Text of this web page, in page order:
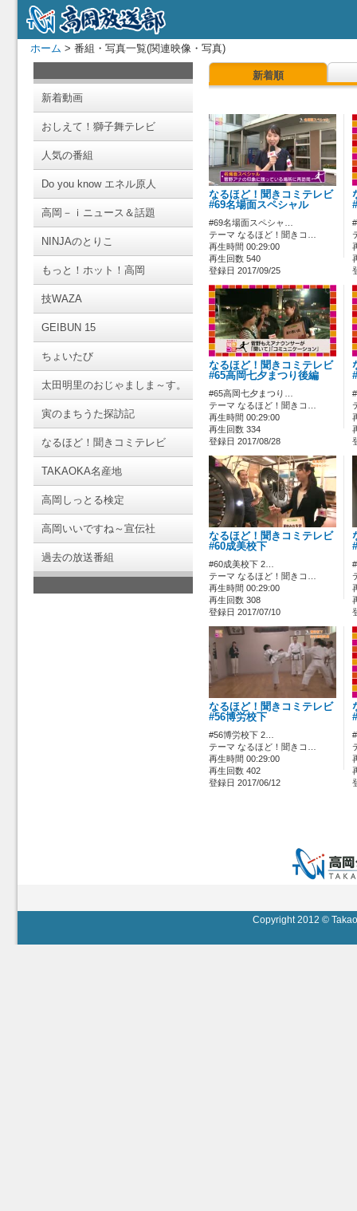
ホーム > 番組・写真一覧(関連映像・写真)
新着動画
おしえて！獅子舞テレビ
人気の番組
Do you know エネル原人
高岡－ｉニュース＆話題
NINJAのとりこ
もっと！ホット！高岡
技WAZA
GEIBUN 15
ちょいたび
太田明里のおじゃましま～す。
寅のまちうた探訪記
なるほど！聞きコミテレビ
TAKAOKA名産地
高岡しっとる検定
高岡いいですね～宣伝社
過去の放送番組
新着順
なるほど！聞きコミテレビ
#69名場面スペシャル
#69名場面スペシャ…
テーマ なるほど！聞きコ…
再生時間 00:29:00
再生回数 540
登録日 2017/09/25
なるほど！聞きコミテレビ
#65高岡七夕まつり後編
#65高岡七夕まつり…
テーマ なるほど！聞きコ…
再生時間 00:29:00
再生回数 334
登録日 2017/08/28
なるほど！聞きコミテレビ
#60成美校下
#60成美校下 2…
テーマ なるほど！聞きコ…
再生時間 00:29:00
再生回数 308
登録日 2017/07/10
なるほど！聞きコミテレビ
#56博労校下
#56博労校下 2…
テーマ なるほど！聞きコ…
再生時間 00:29:00
再生回数 402
登録日 2017/06/12
Copyright 2012 ©